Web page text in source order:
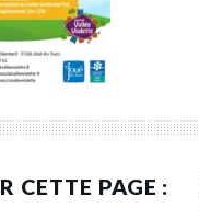
CETTE PAGE :